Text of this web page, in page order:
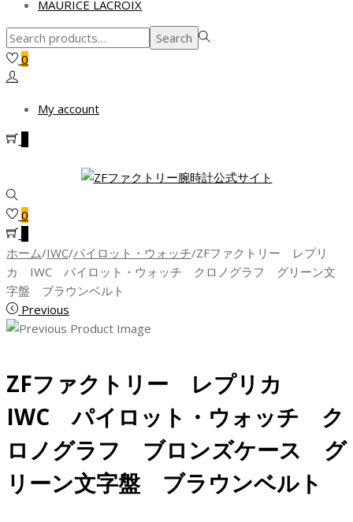
MAURICE LACROIX
Search
for:>
Search
0
My account
0
ホーム/IWC/パイロット・ウォッチ/ZFファクトリー レプリ
カ IWC パイロット・ウォッチ クロノグラフ グリーン文
字盤 ブラウンベルト
Previous
ZFファクトリー レプリカ
IWC パイロット・ウォッチ ク
ロノグラフ ブロンズケース グ
リーン文字盤 ブラウンベルト